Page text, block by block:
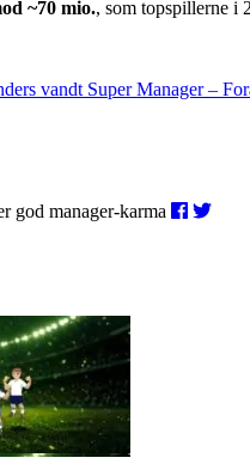
~70 mio., som topspillerne i
vandt Super Manager –
god manager-karma